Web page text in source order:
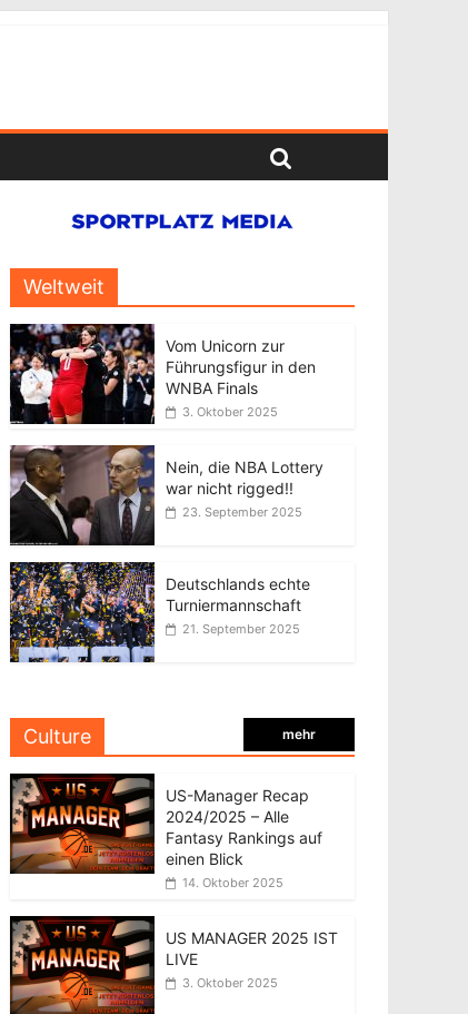
Weltweit
Vom Unicorn zur
Führungsfigur in den
WNBA Finals
3. Oktober 2025
Nein, die NBA Lottery
war nicht rigged!!
23. September 2025
Deutschlands echte
Turniermannschaft
21. September 2025
Culture mehr
US-Manager Recap
2024/2025 – Alle
Fantasy Rankings auf
einen Blick
14. Oktober 2025
US MANAGER 2025 IST
LIVE
3. Oktober 2025